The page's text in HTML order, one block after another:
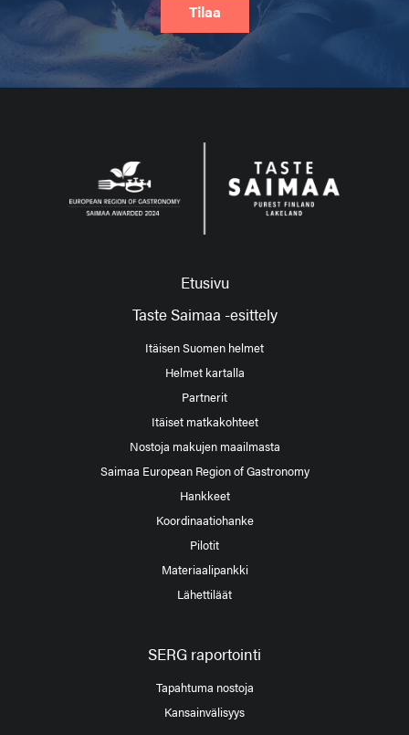
Tilaa
Etusivu
Taste Saimaa -esittely
Itäisen Suomen helmet
Helmet kartalla
Partnerit
Itäiset matkakohteet
Nostoja makujen maailmasta
Saimaa European Region of Gastronomy
Hankkeet
Koordinaatiohanke
Pilotit
Materiaalipankki
Lähettiläät
SERG raportointi
Tapahtuma nostoja
Kansainvälisyys